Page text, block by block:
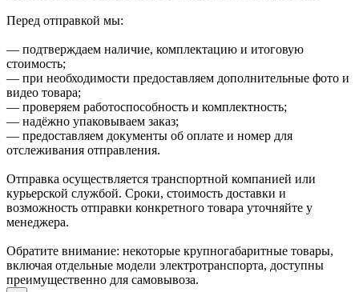
Перед отправкой мы:
— подтверждаем наличие, комплектацию и итоговую
стоимость;
— при необходимости предоставляем дополнительные фото и
видео товара;
— проверяем работоспособность и комплектность;
— надёжно упаковываем заказ;
— предоставляем документы об оплате и номер для
отслеживания отправления.
Отправка осуществляется транспортной компанией или
курьерской службой. Сроки, стоимость доставки и
возможность отправки конкретного товара уточняйте у
менеджера.
Обратите внимание: некоторые крупногабаритные товары,
включая отдельные модели электротранспорта, доступны
преимущественно для самовывоза.